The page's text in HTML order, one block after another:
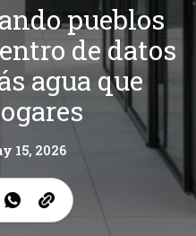
pueblos
de datos
agua que
15, 2026